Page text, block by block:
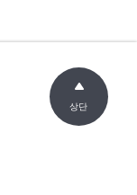
상단